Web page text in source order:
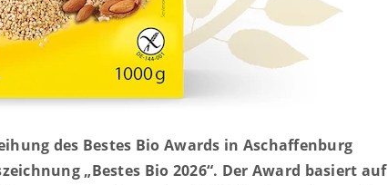
des Bestes Bio Awards in Aschaffenburg
„Bestes Bio 2026“. Der Award basiert auf